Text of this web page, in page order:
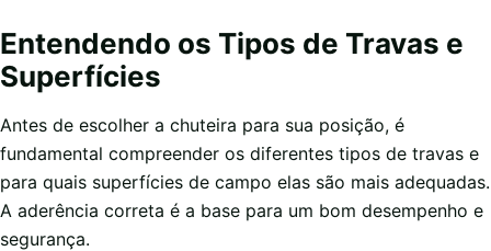
Entendendo os Tipos de Travas e
Superfícies
Antes de escolher a chuteira para sua posição, é
fundamental compreender os diferentes tipos de travas e
para quais superfícies de campo elas são mais adequadas.
A aderência correta é a base para um bom desempenho e
segurança.